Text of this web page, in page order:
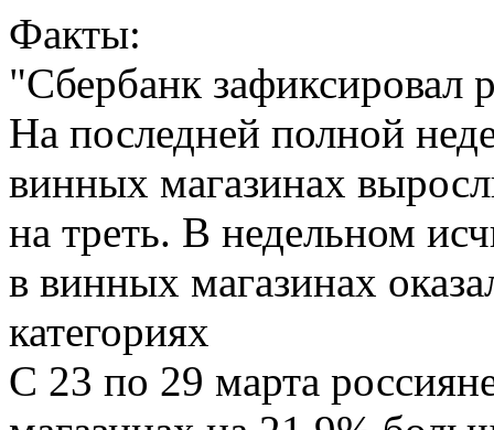
Факты:
"Сбербанк зафиксировал
На последней полной
винных магазинах
на треть. В недельном
в винных магазинах
категориях
С 23 по 29 марта